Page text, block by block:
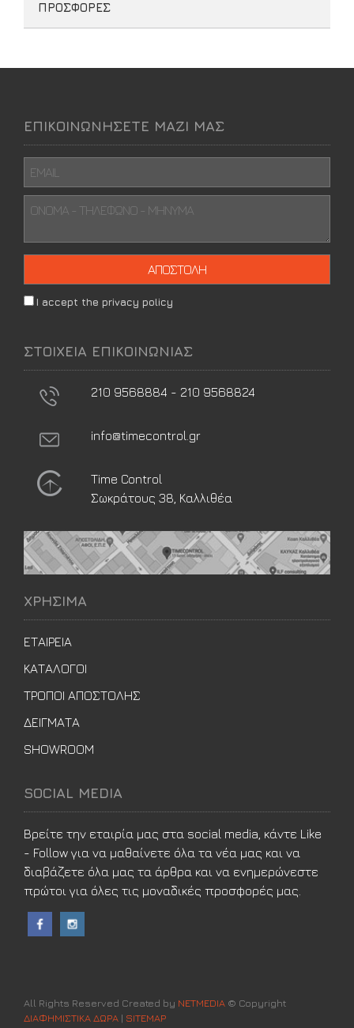
ΠΡΟΣΦΟΡΕΣ
ΕΠΙΚΟΙΝΩΝΗΣΕΤΕ ΜΑΖΙ ΜΑΣ
I accept the privacy policy
ΣΤΟΙΧΕΙΑ ΕΠΙΚΟΙΝΩΝΙΑΣ
210 9568884 - 210 9568824
info@timecontrol.gr
Time Control
Σωκράτους 38, Καλλιθέα
ΧΡΗΣΙΜΑ
ΕΤΑΙΡΕΙΑ
ΚΑΤΑΛΟΓΟΙ
ΤΡΟΠΟΙ ΑΠΟΣΤΟΛΗΣ
ΔΕΙΓΜΑΤΑ
SHOWROOM
SOCIAL MEDIA
Βρείτε την εταιρία μας στα social media, κάντε Like
- Follow για να μαθαίνετε όλα τα νέα μας και να
διαβάζετε όλα μας τα άρθρα και να ενημερώνεστε
πρώτοι για όλες τις μοναδικές προσφορές μας.
All Rights Reserved Created by NETMEDIA © Copyright
ΔΙΑΦΗΜΙΣΤΙΚΑ ΔΩΡΑ | SITEMAP